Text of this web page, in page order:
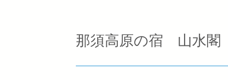
那須高原の宿 山水閣